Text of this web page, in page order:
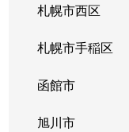
札幌市西区
札幌市手稲区
函館市
旭川市